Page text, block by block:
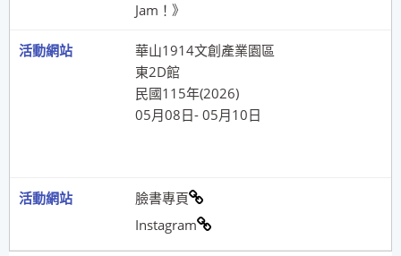
Jam！》
華山1914文創產業園區
東2D館
民國115年(2026)
05月08日- 05月10日
臉書專頁
Instagram